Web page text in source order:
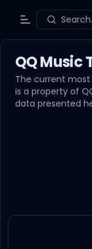
Toggle Menu
QQ Music
The current most
is a property of
data presented